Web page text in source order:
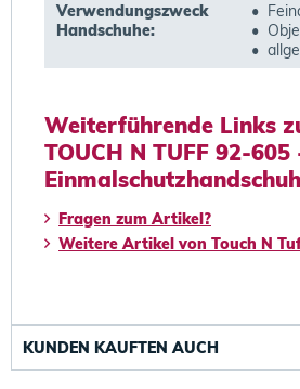
Verwendungszweck
Handschuhe:
•
•
•
Weiterführende Links
TOUCH N TUFF 92-605
Fragen zum Artikel?
Weitere Artikel von Touch N
KUNDEN KAUFTEN AUCH